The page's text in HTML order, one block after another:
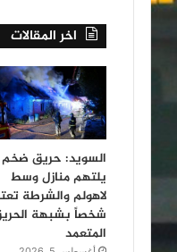
اخر المقالات
السويد: حريق ضخم
يلتهم منازل وسط
لاهولم والشرطة
شخصاً بشبهة
المتعمد